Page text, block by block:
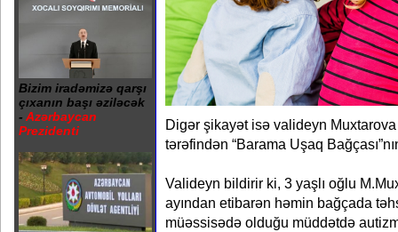
Bizim iradəmizə qarşı
çıxanın başı əziləcək
- Azərbaycan
Prezidenti
Digər şikayət isə valideyn Muxtarova
tərəfindən “Barama Uşaq
Valideyn bildirir ki, 3 yaşlı oğlu
ayından etibarən həmin bağçada
müəssisədə olduğu müddətdə